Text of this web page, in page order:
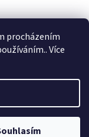
procházením
Více
vyhrazena.